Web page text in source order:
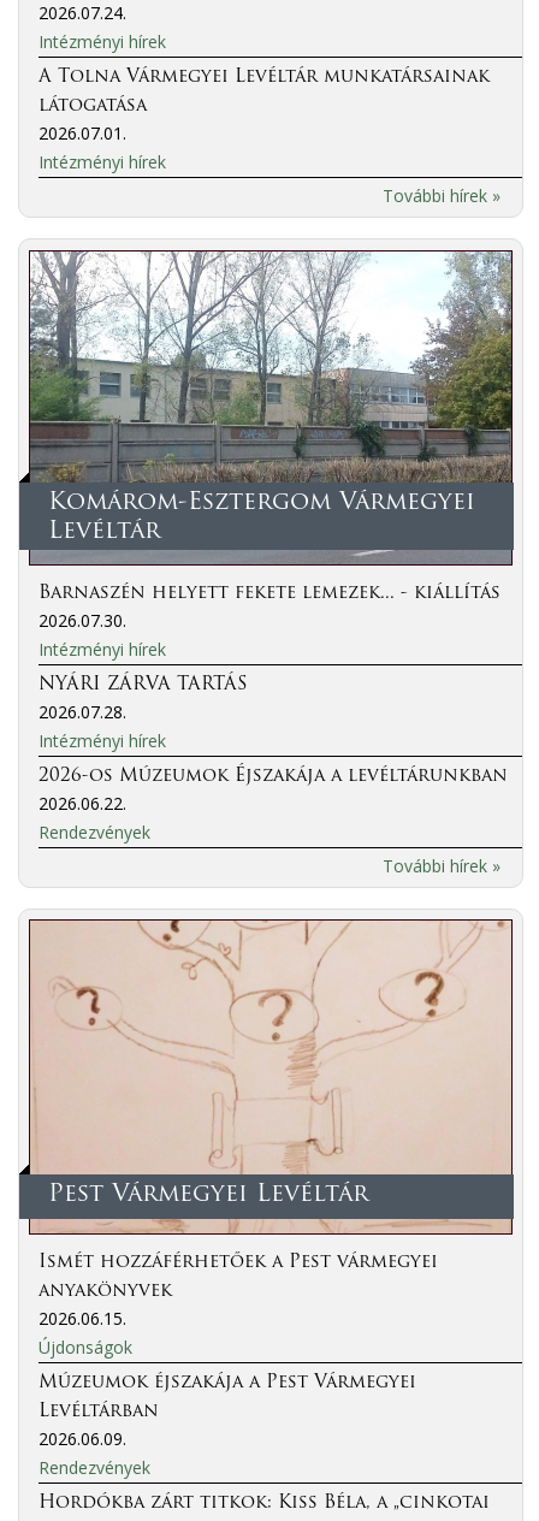
2026.07.24.
Intézményi hírek
A Tolna Vármegyei Levéltár munkatársainak
látogatása
2026.07.01.
Intézményi hírek
További hírek »
Komárom-Esztergom Vármegyei
Levéltár
Barnaszén helyett fekete lemezek... - kiállítás
2026.07.30.
Intézményi hírek
NYÁRI ZÁRVA TARTÁS
2026.07.28.
Intézményi hírek
2026-os Múzeumok Éjszakája a levéltárunkban
2026.06.22.
Rendezvények
További hírek »
Pest Vármegyei Levéltár
Ismét hozzáférhetőek a Pest vármegyei
anyakönyvek
2026.06.15.
Újdonságok
Múzeumok éjszakája a Pest Vármegyei
Levéltárban
2026.06.09.
Rendezvények
Hordókba zárt titkok: Kiss Béla, a „cinkotai